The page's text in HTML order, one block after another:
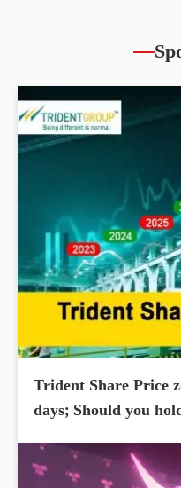
Trident Share Price
days; Should you